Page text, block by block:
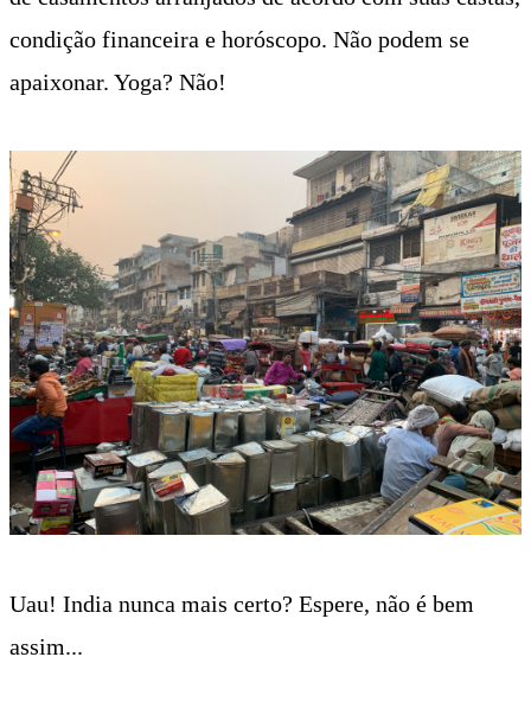
condição financeira e horóscopo. Não podem se
apaixonar. Yoga? Não!
Uau! India nunca mais certo? Espere, não é bem
assim...